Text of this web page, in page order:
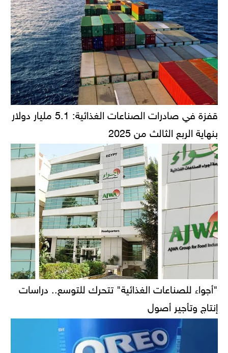
قفزة في صادرات الصناعات الغذائية: 5.1 مليار دولار
بنهاية الربع الثالث من 2025
"أجواء للصناعات الغذائية" تتحرك للتوسع.. دراسات
إنتاج وتأجير أصول